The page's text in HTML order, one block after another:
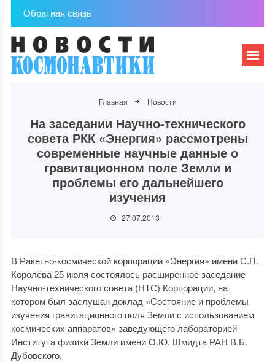
Обратная связь
Главная Новости
На заседании Научно-технического
совета РКК «Энергия» рассмотрены
современные научные данные о
гравитационном поле Земли и
проблемы его дальнейшего
изучения
27.07.2013
В Ракетно-космической корпорации «Энергия» имени С.П.
Королёва 25 июля состоялось расширенное заседание
Научно-технического совета (НТС) Корпорации, на
котором был заслушан доклад «Состояние и проблемы
изучения гравитационного поля Земли с использованием
космических аппаратов» заведующего лабораторией
Института физики Земли имени О.Ю. Шмидта РАН В.Б.
Дубовского.